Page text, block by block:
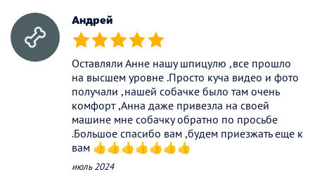
Андрей
(*) (*) (*) (*) (*)
Оставляли Анне нашу шпицулю ,все прошло
на высшем уровне .Просто куча видео и фото
получали ,нашей собачке было там очень
комфорт ,Анна даже привезла на своей
машине мне собачку обратно по просьбе
.Большое спасибо вам ,будем приезжать еще к
вам 👍👍👍👍👍👍👍
июль 2024